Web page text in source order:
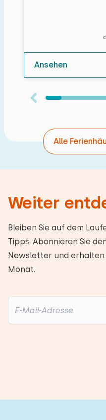
Ansehen
Alle
Weiter
Bleiben Sie auf dem
Tipps. Abonnieren Sie
Newsletter und erhalten
Monat.